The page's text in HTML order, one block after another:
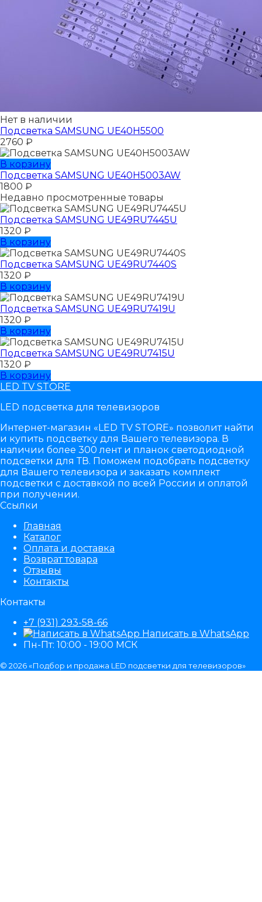
Нет в наличии
Подсветка SAMSUNG UE40H5500
2760 ₽
В корзину
Подсветка SAMSUNG UE40H5003AW
1800 ₽
Недавно просмотренные товары
Подсветка SAMSUNG UЕ49RU7445U
1320 ₽
В корзину
Подсветка SAMSUNG UЕ49RU7440S
1320 ₽
В корзину
Подсветка SAMSUNG UЕ49RU7419U
1320 ₽
В корзину
Подсветка SAMSUNG UЕ49RU7415U
1320 ₽
В корзину
LED TV STORE
LED подсветка для телевизоров
Интернет-магазин «LED TV STORE» позволит найти
и купить подсветку для Вашего телевизора. В
наличии более 300 лент и планок светодиодной
подсветки для ТВ. Поможем подобрать подсветку
для Вашего телевизора и заказать комплект
подсветки с доставкой по всей России и оплатой
при получении.
Ссылки
Главная
Каталог
Оплата и доставка
Возврат товара
Отзывы
Контакты
Контакты
+7 (931) 293-58-66
Написать в WhatsApp
Пн-Пт: 10:00 - 19:00 МСК
© 2026 «Подбор и продажа LED подсветки для телевизоров»